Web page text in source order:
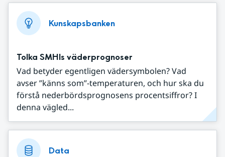
Kunskapsbanken
Tolka SMHIs väderprognoser
Vad betyder egentligen vädersymbolen? Vad
avser ”känns som”-temperaturen, och hur ska du
förstå nederbördsprognosens procentsiffror? I
denna vägled...
Data